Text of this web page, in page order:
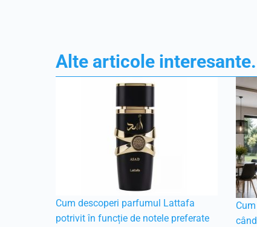
Alte articole
Cum descoperi parfumul Lattafa
potrivit în funcție de notele preferate